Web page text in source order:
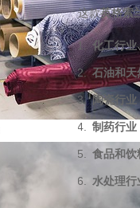
这款英格索
化工行业
石油和天
陶瓷行业
制药行业
食品和饮
水处理行